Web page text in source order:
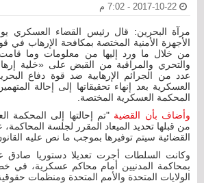
مرآة البحرين: قال رئيس القضاء العسكري
الأجهزة الأمنية المختصة بمكافحة الإرهاب في
من خلال ما ورد إليها من معلومات وما
والتحري والمراقبة من القبض على «خلية
عدد من الجرائم الإرهابية ضد قوة دفاع
العسكرية بعد إنهاء تحقيقاتها إلى إحالة
المحكمة العسكرية المختصة.
وأضاف بأن القضية "تم إحالتها إلى المحكمة
من قبلها تحديد الميعاد المقرر لجلسة المحاكمة،
القضائية سيتم توفيرها بموجب ما نص عليه
وكانت السلطات أجرت تعديلا دستوريا صادق
بمحاكمة المدنيين أمام محاكم عسكرية، في
الولايات المتحدة والأمم المتحدة ومنظمات